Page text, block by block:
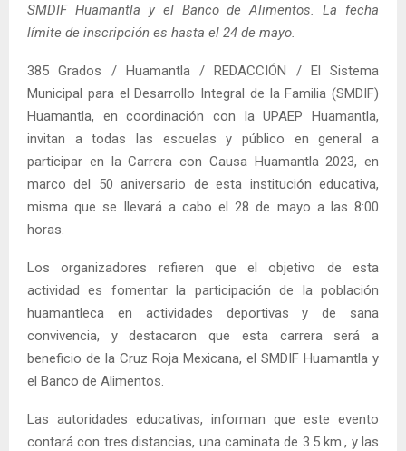
SMDIF Huamantla y el Banco de Alimentos. La fecha
límite de inscripción es hasta el 24 de mayo.
385 Grados / Huamantla / REDACCIÓN / El Sistema
Municipal para el Desarrollo Integral de la Familia (SMDIF)
Huamantla, en coordinación con la UPAEP Huamantla,
invitan a todas las escuelas y público en general a
participar en la Carrera con Causa Huamantla 2023, en
marco del 50 aniversario de esta institución educativa,
misma que se llevará a cabo el 28 de mayo a las 8:00
horas.
Los organizadores refieren que el objetivo de esta
actividad es fomentar la participación de la población
huamantleca en actividades deportivas y de sana
convivencia, y destacaron que esta carrera será a
beneficio de la Cruz Roja Mexicana, el SMDIF Huamantla y
el Banco de Alimentos.
Las autoridades educativas, informan que este evento
contará con tres distancias, una caminata de 3.5 km., y las